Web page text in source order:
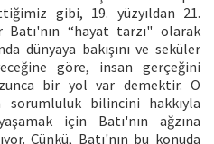
gibi, 19. yüzyıldan 21.
Batı'nın “hayat tarzı" olarak
dünyaya bakışını ve seküler
göre, insan gerçeğini
bir yol var demektir. O
sorumluluk bilincini hakkıyla
için Batı'nın ağzına
Çünkü, Batı'nın bu konuda